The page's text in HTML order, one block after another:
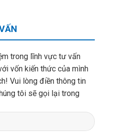
trong lĩnh vực tư vấn
vốn kiến thức của mình
Vui lòng điền thông tin
tôi sẽ gọi lại trong